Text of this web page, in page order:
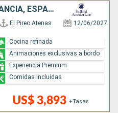
MONTENEGRO, ITALIA, FRANCIA, ESPAÑA, MALTA, GRECIA, TURQUÍA
El Pireo Atenas 12/06/2027
US$ 3,893 +Tasas
Cocina refinada
Animaciones exclusivas a bordo
Experiencia Premium
Comidas incluidas